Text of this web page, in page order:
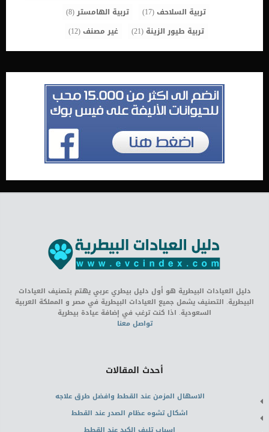
تربية السلاحف(17) تربية الهامستر(8)
تربية طيور الزينة (21) غير مصنف(12)
دليل العيادات البيطرية هو أول دليل بيطري عربي يهتم بتصنيف العيادات
البيطرية. التصنيف يشمل جميع العيادات البيطرية في مصر و المملكة العربية
السعودية. اذا كنت ترغب في إضافة عيادة بيطرية
تواصل معنا
أحدث المقالات
الاسهال المزمن عند القطط وافضل طرق علاجه
اشكال تشوه عظام الصدر عند القطط